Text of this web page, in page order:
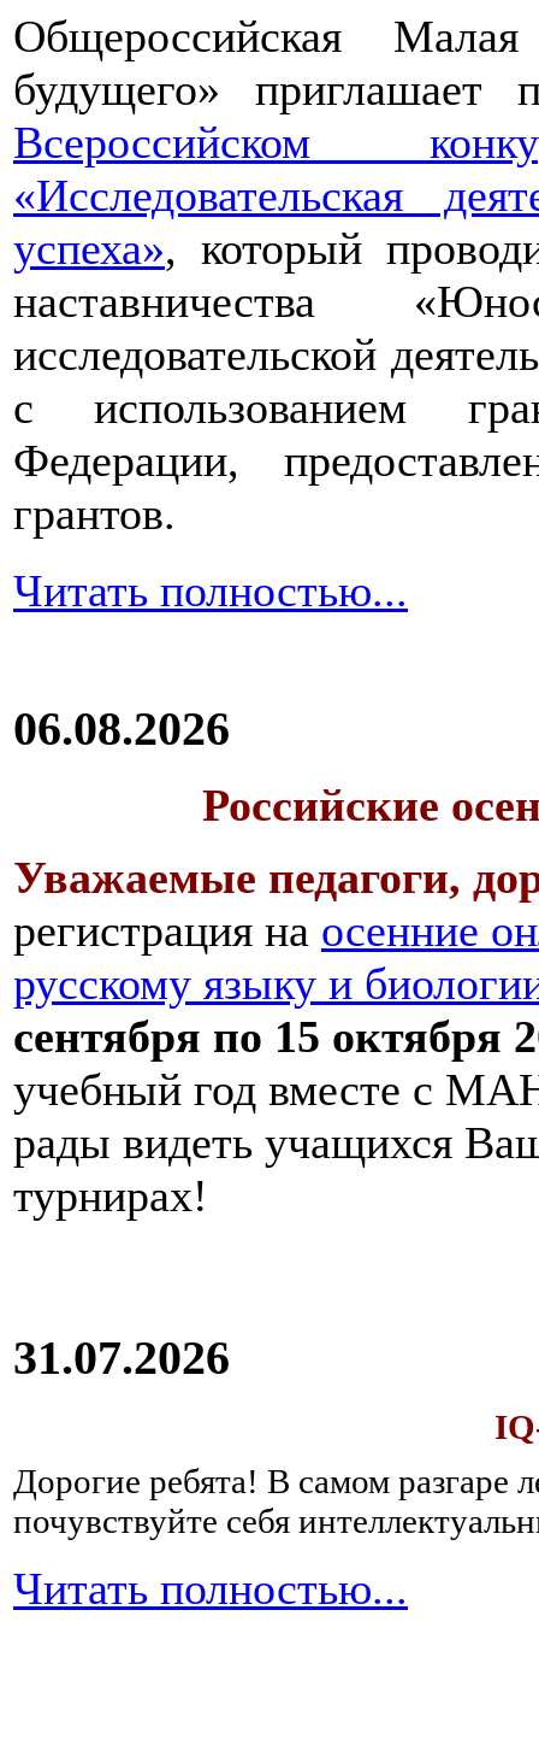
Общероссийская
будущего» приглашает
Всероссийском
«Исследовательская
успеха», который
наставничества
исследовательской
с использованием
Федерации,
грантов.
Читать полностью...
06.08.2026
Российские
Уважаемые педагоги,
регистрация на осенние
русскому языку и
сентября по 15 октября
учебный год вместе с
рады видеть учащихся
турнирах!
31.07.2026
Дорогие ребята! В самом разгаре
почувствуйте себя
Читать полностью...